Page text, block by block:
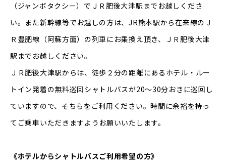
（ジャンボタクシー）でＪＲ肥後大津駅までお越しくださ
い。また新幹線等でお越しの方は、JR熊本駅から在来線のＪ
Ｒ豊肥線（阿蘇方面）の列車にお乗換え頂き、ＪＲ肥後大津
駅までお越しください。
ＪＲ肥後大津駅からは、徒歩２分の距離にあるホテル・ルー
トイン発着の無料巡回シャトルバスが20～30分おきに巡回し
ていますので、そちらをご利用ください。時間に余裕を持っ
てご乗車いただきますようお願いいたします。
《ホテルからシャトルバスご利用希望の方》